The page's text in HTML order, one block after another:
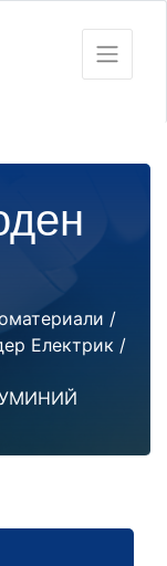
/
Електрик /